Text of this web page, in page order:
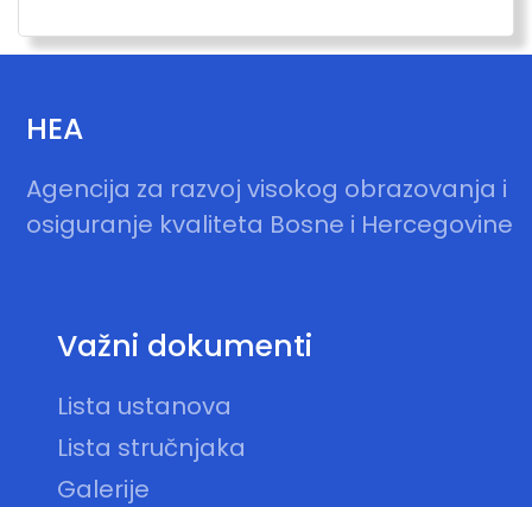
HEA
Agencija za razvoj visokog obrazovanja i
osiguranje kvaliteta Bosne i Hercegovine
Važni dokumenti
Lista ustanova
Lista stručnjaka
Galerije